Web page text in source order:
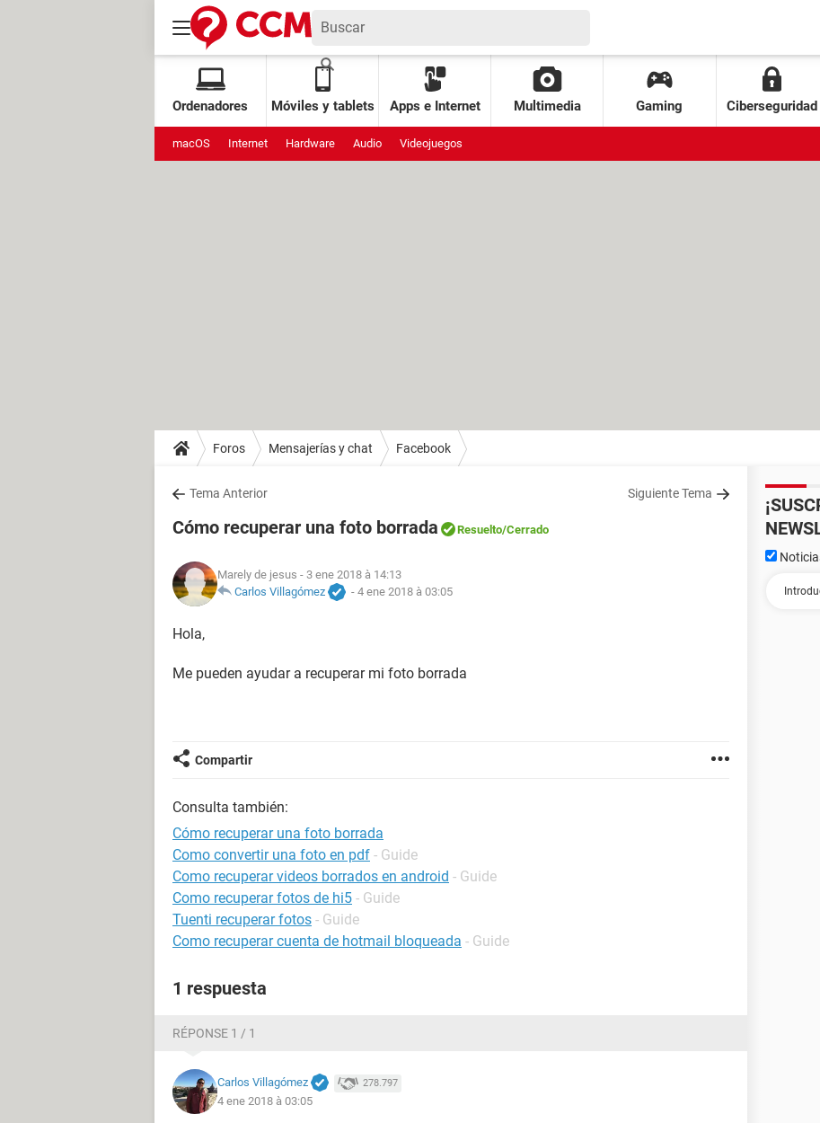
Ordenadores Móviles y tablets Apps e Internet Multimedia Gaming Ciberseguridad
macOS Internet Hardware Audio Videojuegos
Foros Mensajerías y chat Facebook
Tema Anterior Siguiente Tema
Cómo recuperar una foto borrada Resuelto/Cerrado
Marely de jesus - 3 ene 2018 à 14:13
Carlos Villagómez
- 4 ene 2018 à 03:05
Hola,
Me pueden ayudar a recuperar mi foto borrada
Compartir
Consulta también:
Cómo recuperar una foto borrada
Como convertir una foto en pdf - Guide
Como recuperar videos borrados en android - Guide
Como recuperar fotos de hi5 - Guide
Tuenti recuperar fotos - Guide
Como recuperar cuenta de hotmail bloqueada - Guide
1 respuesta
RÉPONSE 1 / 1
Carlos Villagómez 278.797
4 ene 2018 à 03:05